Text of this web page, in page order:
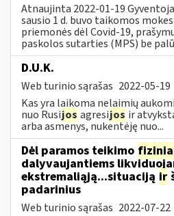
Atnaujinta 2022-01-19
sausio 1 d. buvo taikomos
priemonės dėl Covid-19,
paskolos sutarties (MPS) be
D.U.K.
Web turinio sąrašas 2022-05-19
Kas yra laikoma nelaimių
nuo Rusijos agresijos ir
arba asmenys, nukentėję nuo...
Dėl paramos teikimo
dalyvaujantiems
ekstremaliąją...situaciją ir
padarinius
Web turinio sąrašas 2022-07-22